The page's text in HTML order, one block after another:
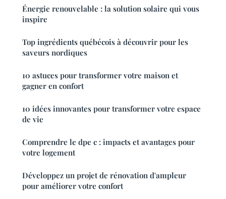
Énergie renouvelable : la solution solaire qui vous
inspire
Top ingrédients québécois à découvrir pour les
saveurs nordiques
10 astuces pour transformer votre maison et
gagner en confort
10 idées innovantes pour transformer votre espace
de vie
Comprendre le dpe c : impacts et avantages pour
votre logement
Développez un projet de rénovation d'ampleur
pour améliorer votre confort